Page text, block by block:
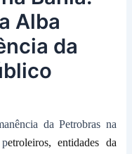
Alba
da
da Petrobras na
etroleiros, entidades da